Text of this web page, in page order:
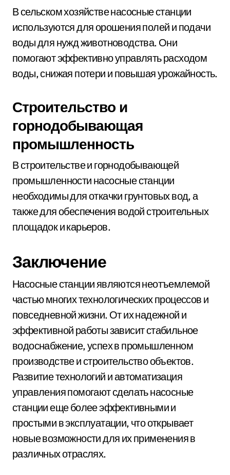
В сельском хозяйстве насосные станции
используются для орошения полей и подачи
воды для нужд животноводства. Они
помогают эффективно управлять расходом
воды, снижая потери и повышая урожайность.
Строительство и
горнодобывающая
промышленность
В строительстве и горнодобывающей
промышленности насосные станции
необходимы для откачки грунтовых вод, а
также для обеспечения водой строительных
площадок и карьеров.
Заключение
Насосные станции являются неотъемлемой
частью многих технологических процессов и
повседневной жизни. От их надежной и
эффективной работы зависит стабильное
водоснабжение, успех в промышленном
производстве и строительство объектов.
Развитие технологий и автоматизация
управления помогают сделать насосные
станции еще более эффективными и
простыми в эксплуатации, что открывает
новые возможности для их применения в
различных отраслях.